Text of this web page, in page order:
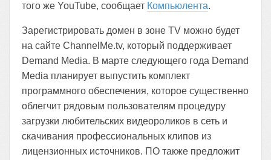
того же YouTube, сообщает Компьюлента.
Зарегистрировать домен в зоне TV можно будет
на сайте ChannelMe.tv, который поддерживает
Demand Media. В марте следующего года Demand
Media планирует выпустить комплект
программного обеспечения, которое существенно
облегчит рядовым пользователям процедуру
загрузки любительских видеороликов в сеть и
скачивания профессиональных клипов из
лицензионных источников. ПО также предложит